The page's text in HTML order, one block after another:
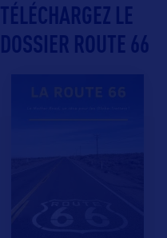
TÉLÉCHARGEZ LE
DOSSIER ROUTE 66